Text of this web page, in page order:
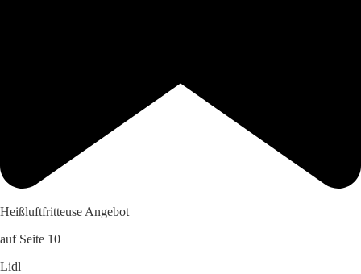
Heißluftfritteuse Angebot
auf Seite 10
Lidl